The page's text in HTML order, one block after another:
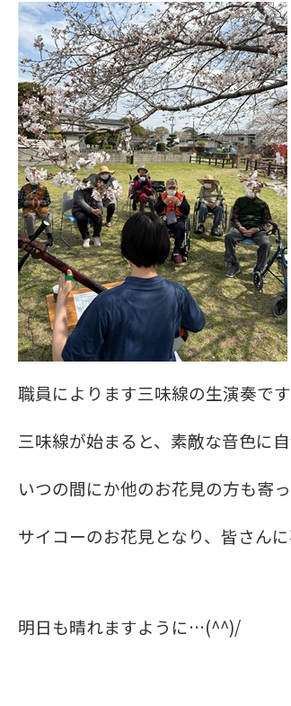
職員によります三味線の生演奏で
三味線が始まると、素敵な音色に
いつの間にか他のお花見の方も寄
サイコーのお花見となり、皆さん
明日も晴れますように…(^^)/